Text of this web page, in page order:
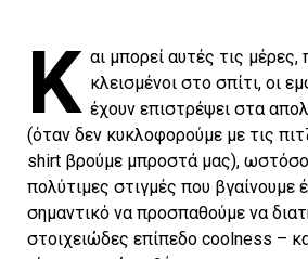
Κ αι μπορεί αυτές τις μέρες,
κλεισμένοι στο σπίτι, οι
έχουν επιστρέψει στα
(όταν δεν κυκλοφορούμε με τις
shirt βρούμε μπροστά μας), ωστόσο
πολύτιμες στιγμές που βγαίνουμε
σημαντικό να προσπαθούμε να
στοιχειώδες επίπεδο coolness –